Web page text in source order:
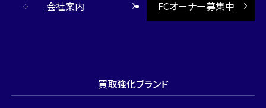
会社案内 FCオーナー募集中
買取強化ブランド